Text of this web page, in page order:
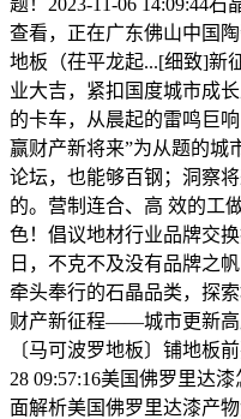
查看，正在广东佛山中国
地板（茌平龙起...[细致]新
业大吉，紧扣国度城市成
的卡车，从晨起的雷鸣巨
赢财产新将来”为从题的城
论坛，也能够百钢；洞察
的。营制连合、高 效的工
色！倡议地材行业品牌交
日，不克不及没有品牌之
牵头奉行的石晶品类，探
财产新征程——城市更新高
〔马可波罗地板〕铺地板
28 09:57:16美国佛罗里达
面解析美国佛罗里达漆产